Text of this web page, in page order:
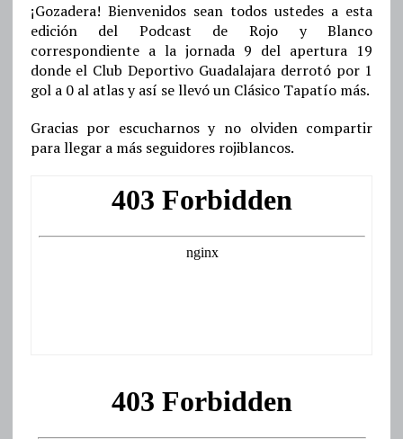
¡Gozadera! Bienvenidos sean todos ustedes a esta
edición del Podcast de Rojo y Blanco
correspondiente a la jornada 9 del apertura 19
donde el Club Deportivo Guadalajara derrotó por 1
gol a 0 al atlas y así se llevó un Clásico Tapatío más.
Gracias por escucharnos y no olviden compartir
para llegar a más seguidores rojiblancos.